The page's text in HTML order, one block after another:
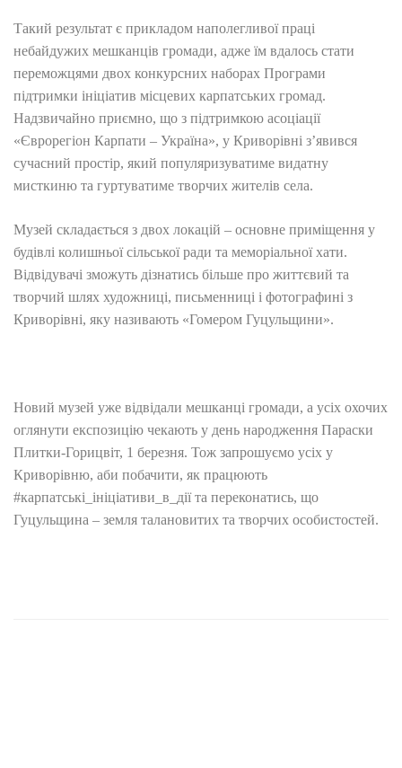
Такий результат є прикладом наполегливої праці
небайдужих мешканців громади, адже їм вдалось стати
переможцями двох конкурсних наборах Програми
підтримки ініціатив місцевих карпатських громад.
Надзвичайно приємно, що з підтримкою асоціації
«Єврорегіон Карпати – Україна», у Криворівні з’явився
сучасний простір, який популяризуватиме видатну
мисткиню та гуртуватиме творчих жителів села.
Музей складається з двох локацій – основне приміщення у
будівлі колишньої сільської ради та меморіальної хати.
Відвідувачі зможуть дізнатись більше про життєвий та
творчий шлях художниці, письменниці і фотографині з
Криворівні, яку називають «Гомером Гуцульщини».
Новий музей уже відвідали мешканці громади, а усіх охочих
оглянути експозицію чекають у день народження Параски
Плитки-Горицвіт, 1 березня. Тож запрошуємо усіх у
Криворівню, аби побачити, як працюють
#карпатські_ініціативи_в_дії та переконатись, що
Гуцульщина – земля талановитих та творчих особистостей.